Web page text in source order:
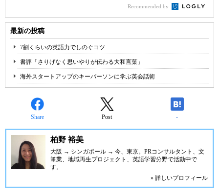
Recommended by
最新の投稿
7割くらいの英語力でしのぐコツ
書評「さりげなく思いやりが伝わる大和言葉」
海外スタートアップのキーパーソンに学ぶ英会話術
Share Post -
柏野 裕美
大阪 → シンガポール → 今、東京。PRコンサルタント、文
筆業、地域再生プロジェクト、英語学習分野で活動中で
す。
» 詳しいプロフィール